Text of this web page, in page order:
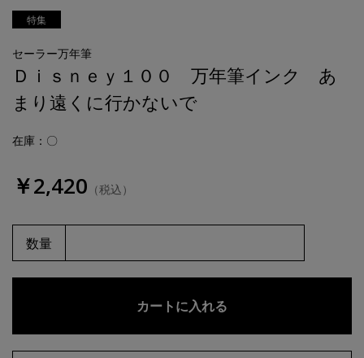
特集
セーラー万年筆
Ｄｉｓｎｅｙ１００ 万年筆インク あ
まり遠くに行かないで
在庫：〇
￥2,420 （税込）
数量